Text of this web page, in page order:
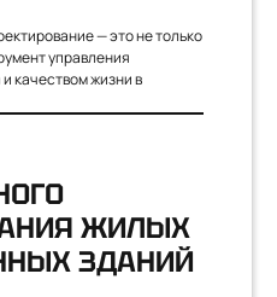
— это не только
управления
качеством жизни в
ЖИЛЫХ
ЗДАНИЙ